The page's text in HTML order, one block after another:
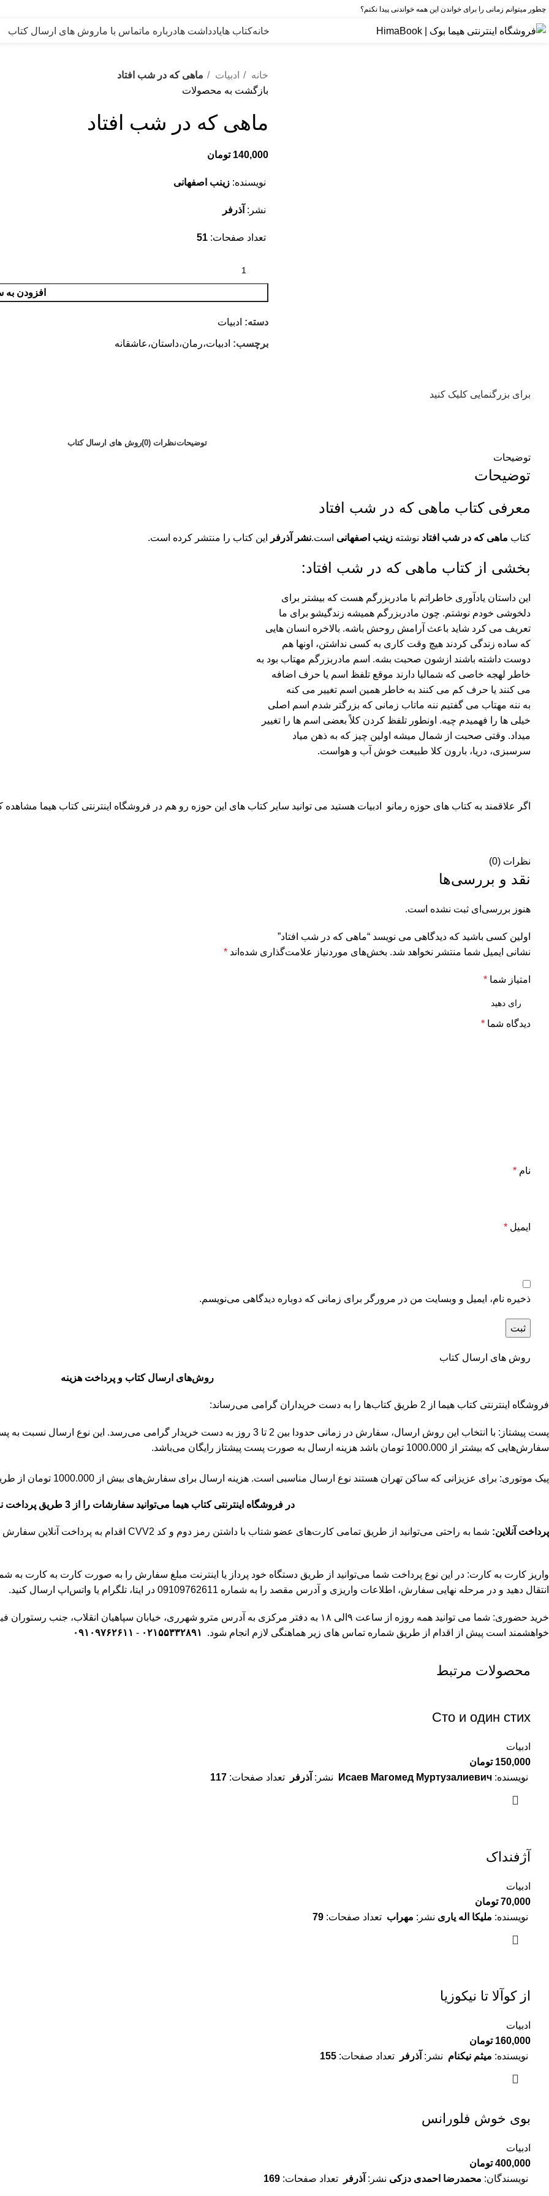
چطور میتوانم زمانی را برای خواندن این همه خواندنی پیدا نکنم؟
خانهکتاب هایادداشت هادرباره ماتماس با ماروش های ارسال کتاب
برای بزرگنمایی کلیک کنید
خانه ادبیات
ماهی که در شب افتاد
بازگشت به محصولات
ماهی که در شب افتاد
140,000 تومان
نویسنده: زینب اصفهانی
نشر: آذرفر
تعداد صفحات: 51
افزودن به
دسته: ادبیات
برچسب: ادبیات،رمان،داستان،عاشقانه
توضیحاتنظرات (0) روش های ارسال کتاب
توضیحات
توضیحات
معرفی کتاب ماهی که در شب افتاد
کتاب ماهی که در شب افتاد نوشته زینب اصفهانی است.نشر آذرفر این کتاب را منتشر کرده است.
بخشی از کتاب ماهی که در شب افتاد:
این داستان یادآوری خاطراتم با مادربزرگم هست که بیشتر برای
دلخوشی خودم نوشتم. چون مادربزرگم همیشه زندگیشو برای ما
تعریف می کرد شاید باعث آرامش روحش باشه. بالاخره انسان هایی
که ساده زندگی کردند هیچ وقت کاری به کسی نداشتن، اونها هم
دوست داشته باشند ازشون صحبت بشه. اسم مادربزرگم مهتاب بود به
خاطر لهجه خاصی که شمالیا دارند موقع تلفظ اسم یا حرف اضافه
می کنند یا حرف کم می کنند به خاطر همین اسم تغییر می کنه
به ننه مهتاب می گفتیم ننه ماتاب زمانی که بزرگتر شدم اسم اصلی
خیلی ها را فهمیدم چیه. اونطور تلفظ کردن کلاً بعضی اسم ها را تغییر
میداد. وقتی صحبت از شمال میشه اولین چیز که به ذهن میاد
سرسبزی، دریا، بارون کلا طبیعت خوش آب و هواست.
اگر علاقمند به کتاب های حوزه رمانو ادبیات هستید می توانید سایر کتاب های این حوزه رو هم در فروشگاه اینترنتی کتاب هیما مشاهده
نظرات (0)
نقد و بررسی‌ها
هنوز بررسی‌ای ثبت نشده است.
اولین کسی باشید که دیدگاهی می نویسد “ماهی که در شب افتاد”
نشانی ایمیل شما منتشر نخواهد شد. بخش‌های موردنیاز علامت‌گذاری شده‌اند *
امتیاز شما *
دیدگاه شما *
نام *
ایمیل *
ذخیره نام، ایمیل و وبسایت من در مرورگر برای زمانی که دوباره دیدگاهی می‌نویسم.
روش های ارسال کتاب
روش‌های ارسال کتاب و پرداخت هزینه
فروشگاه اینترنتی کتاب هیما از 2 طریق کتاب‌ها را به دست خریداران گرامی می‌رساند:
پست پیشتاز: با انتخاب این روش ارسال، سفارش در زمانی حدودا بین 2 تا 3 روز به دست خریدار
سفارش‌هایی که بیشتر از 1000.000 تومان باشد هزینه ارسال به صورت پست پیشتاز رایگان می‌باشد.
پیک موتوری: برای عزیزانی که ساکن تهران هستند نوع ارسال مناسبی است. هزینه ارسال برای سفارش‌های بیش از 1000.000 تومان از طریق پیک موتوری رایگان است.
در فروشگاه اینترنتی کتاب هیما می‌توانید سفارشات را از 3 طریق پرداخت نمایید.
پرداخت آنلاین: شما به راحتی می‌توانید از طریق تمامی کارت‌های عضو شتاب با داشتن رمز دوم و کد CVV2 اقدام به پرداخت آنلاین سفارش خود نمایید. این روش راحت ترین و بهترین نوع پرداخت است.
واریز کارت به کارت: در این نوع پرداخت شما می‌توانید از طریق دستگاه خود پرداز یا اینترنت مبلغ سفارش را به صورت کارت به کارت به شماره کارت
انتقال دهید و در مرحله نهایی سفارش، اطلاعات واریزی و آدرس مقصد را به شماره 09109762611 در ایتا، تلگرام یا واتس‌اپ ارسال کنید.
خرید حضوری: شما می توانید همه روزه از ساعت ۹الی ۱۸ به دفتر مرکزی به آدرس مترو شهرری، خیابان سپاهیان انقلاب، جنب رستوران فینافود، پاساژ وکیل، طبقه همکف، واحد ۳۳
خواهشمند است پیش از اقدام از طریق شماره تماس های زیر هماهنگی لازم انجام شود.
۰۲۱۵۵۳۳۲۸۹۱ - ۰۹۱۰۹۷۶۲۶۱۱
محصولات مرتبط
Сто и один стих
ادبیات
150,000 تومان
نویسنده: Исаев Магомед Муртузалиевич نشر: آذرفر تعداد صفحات: 117
آژفنداک
ادبیات
70,000 تومان
نویسنده: ملیکا اله یاری نشر: مهراب تعداد صفحات: 79
از کوآلا تا نیکوزیا
ادبیات
160,000 تومان
نویسنده: میثم نیکنام نشر: آذرفر تعداد صفحات: 155
بوی خوش فلورانس
ادبیات
400,000 تومان
نویسندگان: محمدرضا احمدی دزکی نشر: آذرفر تعداد صفحات: